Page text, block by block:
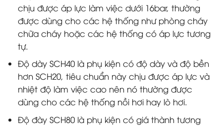
chịu được áp lực làm việc dưới 16bar, thường
được dùng cho các hệ thống như phòng cháy
chữa cháy hoặc các hệ thống có áp lực tương
tự.
Độ dày SCH40 là phụ kiện có độ dày và độ bền
hơn SCH20, tiêu chuẩn này chịu được áp lực và
nhiệt độ làm việc cao nên nó thường được
dùng cho các hệ thống nồi hơi hay lò hơi.
Độ đày SCH80 là phụ kiện có giá thành tương